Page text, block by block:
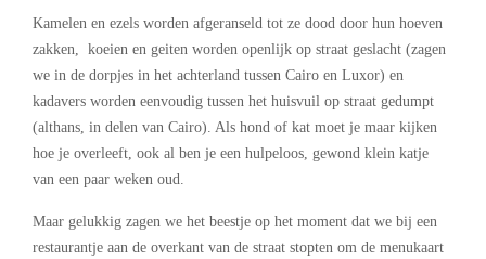
Kamelen en ezels worden afgeranseld tot ze dood door hun hoeven
zakken, koeien en geiten worden openlijk op straat geslacht (zagen
we in de dorpjes in het achterland tussen Cairo en Luxor) en
kadavers worden eenvoudig tussen het huisvuil op straat gedumpt
(althans, in delen van Cairo). Als hond of kat moet je maar kijken
hoe je overleeft, ook al ben je een hulpeloos, gewond klein katje
van een paar weken oud.
Maar gelukkig zagen we het beestje op het moment dat we bij een
restaurantje aan de overkant van de straat stopten om de menukaart